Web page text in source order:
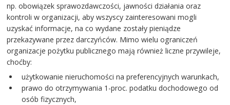
np. obowiązek sprawozdawczości, jawności działania oraz
kontroli w organizacji, aby wszyscy zainteresowani mogli
uzyskać informacje, na co wydane zostały pieniądze
przekazywane przez darczyńców. Mimo wielu ograniczeń
organizacje pożytku publicznego mają również liczne przywileje,
choćby:
użytkowanie nieruchomości na preferencyjnych warunkach,
prawo do otrzymywania 1-proc. podatku dochodowego od
osób fizycznych,